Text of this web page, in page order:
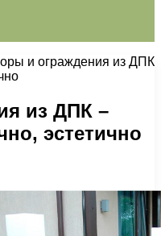
и ограждения из ДПК
из ДПК –
эстетично